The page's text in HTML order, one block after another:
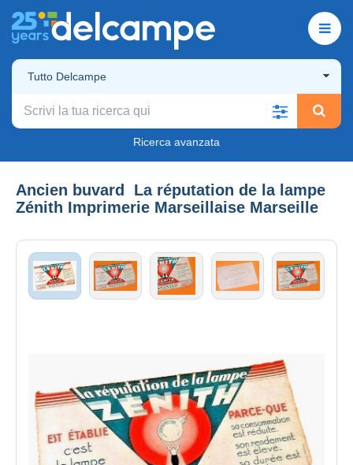
Tutto Delcampe
Ricerca avanzata
Ancien buvard La réputation de la lampe
Zénith Imprimerie Marseillaise Marseille